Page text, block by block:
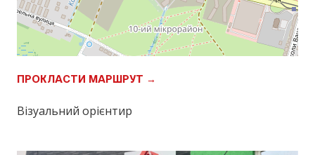
ПРОКЛАСТИ МАРШРУТ →
Візуальний орієнтир